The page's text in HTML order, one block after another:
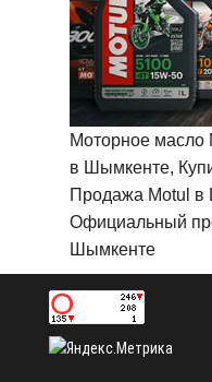
Моторное масло
в Шымкенте,
Продажа Motul в
Официальный
Шымкенте